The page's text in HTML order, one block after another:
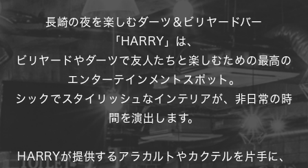
長崎の夜を楽しむダーツ＆ビリヤードバー
「HARRY」は、
ビリヤードやダーツで友人たちと楽しむための最高の
エンターテインメントスポット。
シックでスタイリッシュなインテリアが、非日常の時
間を演出します。
HARRYが提供するアラカルトやカクテルを片手に、